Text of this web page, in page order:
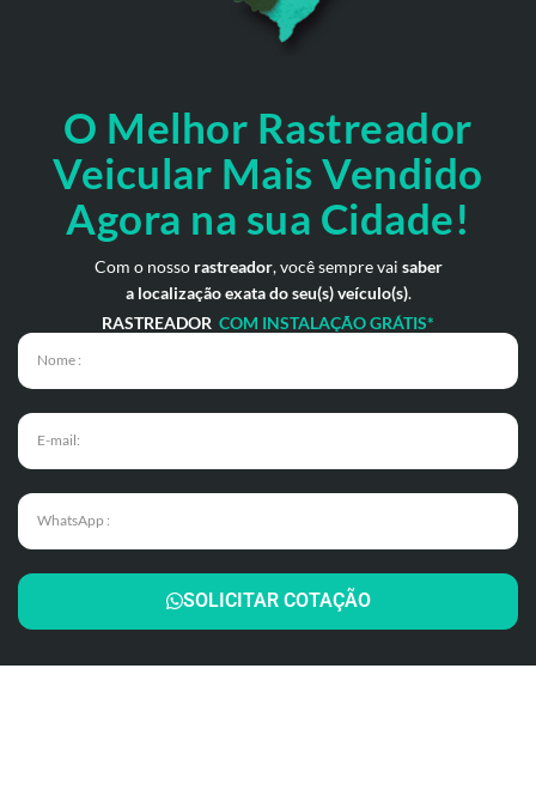
O Melhor Rastreador
Veicular Mais Vendido
Agora na sua Cidade!
Com o nosso rastreador, você sempre vai saber
a localização exata do seu(s) veículo(s).
RASTREADOR COM INSTALAÇÃO GRÁTIS*
SOLICITAR COTAÇÃO